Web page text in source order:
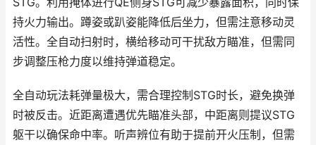
持火力输出。蹲姿或趴姿能降低后坐力，但需注意移动灵
活性。全自动扫射时，横给移动可干扰敌方瞄准，但需同
步调整压枪力度以维持弹道稳定。
全自动玩法耗弹量极大，需合理控制STG时长，避免换弹
时被反击。近距离遭遇优先瞄准头部，中距离则提议STG
躯干以确保命中率。听声辨位有助于提前开火压制，但需